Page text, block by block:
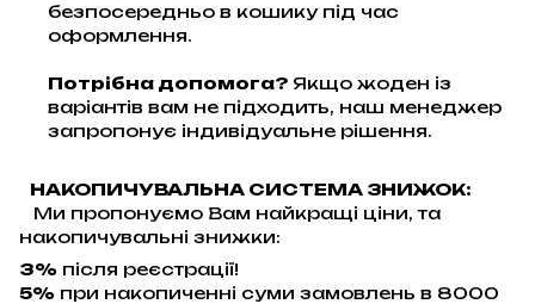
безпосередньо в кошику під час
оформлення.
Потрібна допомога? Якщо жоден із
варіантів вам не підходить, наш менеджер
запропонує індивідуальне рішення.
НАКОПИЧУВАЛЬНА СИСТЕМА ЗНИЖОК:
Ми пропонуємо Вам найкращі ціни, та
накопичувальні знижки:
3% після реєстрації!
5% при накопиченні суми замовлень в 8000